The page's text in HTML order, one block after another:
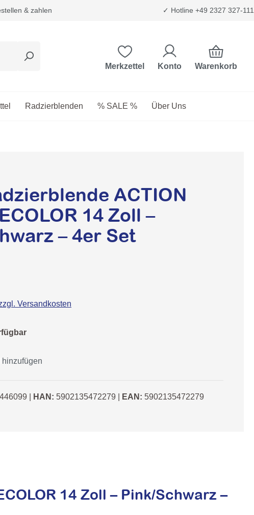
& zahlen ✓ Hotline +49 2327 327-111
Merkzettel Konto Warenkorb
& Betriebsstoffe
das Dropdown der Kategorie Transport & Trägersysteme
Radzierblenden % SALE % Über Uns
ACTION
14 Zoll –
– 4er Set
Versandkosten
hinzufügen
446099 HAN: 5902135472279 EAN: 5902135472279
14 Zoll – Pink/Schwarz –